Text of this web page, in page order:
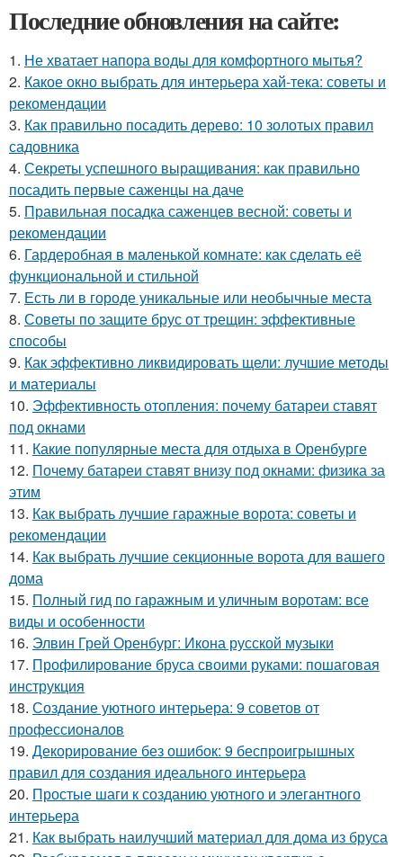
Последние обновления на сайте:
1. Не хватает напора воды для комфортного мытья?
2. Какое окно выбрать для интерьера хай-тека: советы и
рекомендации
3. Как правильно посадить дерево: 10 золотых правил
садовника
4. Секреты успешного выращивания: как правильно
посадить первые саженцы на даче
5. Правильная посадка саженцев весной: советы и
рекомендации
6. Гардеробная в маленькой комнате: как сделать её
функциональной и стильной
7. Есть ли в городе уникальные или необычные места
8. Советы по защите брус от трещин: эффективные
способы
9. Как эффективно ликвидировать щели: лучшие методы
и материалы
10. Эффективность отопления: почему батареи ставят
под окнами
11. Какие популярные места для отдыха в Оренбурге
12. Почему батареи ставят внизу под окнами: физика за
этим
13. Как выбрать лучшие гаражные ворота: советы и
рекомендации
14. Как выбрать лучшие секционные ворота для вашего
дома
15. Полный гид по гаражным и уличным воротам: все
виды и особенности
16. Элвин Грей Оренбург: Икона русской музыки
17. Профилирование бруса своими руками: пошаговая
инструкция
18. Создание уютного интерьера: 9 советов от
профессионалов
19. Декорирование без ошибок: 9 беспроигрышных
правил для создания идеального интерьера
20. Простые шаги к созданию уютного и элегантного
интерьера
21. Как выбрать наилучший материал для дома из бруса